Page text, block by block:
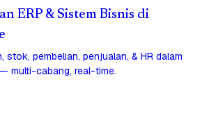
ERP & Sistem Bisnis di
stok, pembelian, penjualan, & HR dalam
multi-cabang, real-time.